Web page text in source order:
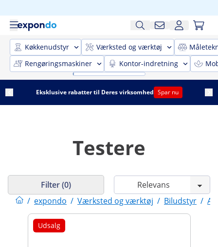
Køkkenudstyr Værksted og værktøj
Rengøringsmaskiner
Kontor-indretning
Eksklusive rabatter til Deres virksomhed Spar nu
Testere
/ expondo / Værksted og værktøj / Biludstyr /
Filter (0)
Udsalg